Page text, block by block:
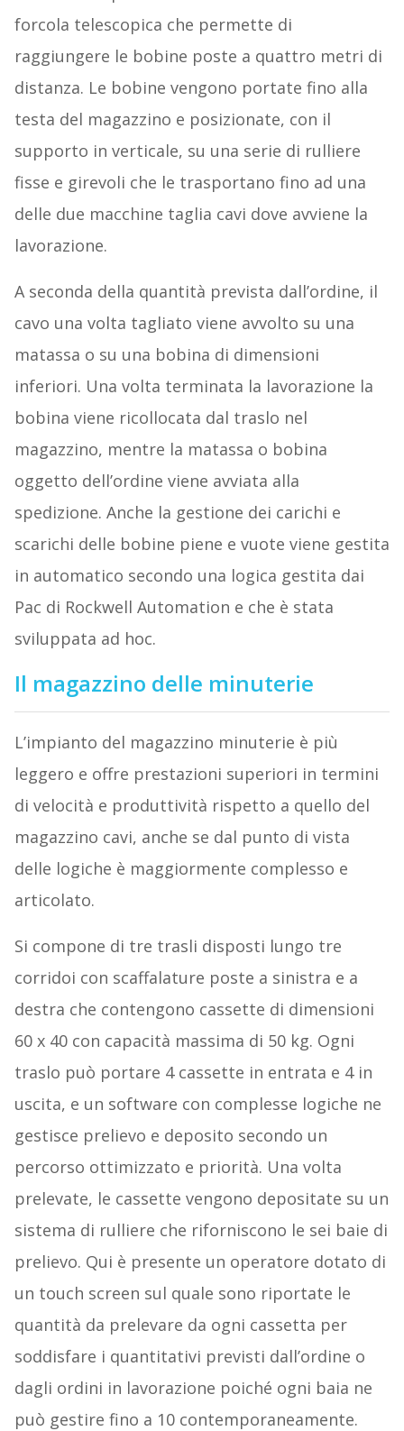
forcola telescopica che permette di
raggiungere le bobine poste a quattro metri di
distanza. Le bobine vengono portate fino alla
testa del magazzino e posizionate, con il
supporto in verticale, su una serie di rulliere
fisse e girevoli che le trasportano fino ad una
delle due macchine taglia cavi dove avviene la
lavorazione.
A seconda della quantità prevista dall’ordine, il
cavo una volta tagliato viene avvolto su una
matassa o su una bobina di dimensioni
inferiori. Una volta terminata la lavorazione la
bobina viene ricollocata dal traslo nel
magazzino, mentre la matassa o bobina
oggetto dell’ordine viene avviata alla
spedizione. Anche la gestione dei carichi e
scarichi delle bobine piene e vuote viene gestita
in automatico secondo una logica gestita dai
Pac di Rockwell Automation e che è stata
sviluppata ad hoc.
Il magazzino delle minuterie
L’impianto del magazzino minuterie è più
leggero e offre prestazioni superiori in termini
di velocità e produttività rispetto a quello del
magazzino cavi, anche se dal punto di vista
delle logiche è maggiormente complesso e
articolato.
Si compone di tre trasli disposti lungo tre
corridoi con scaffalature poste a sinistra e a
destra che contengono cassette di dimensioni
60 x 40 con capacità massima di 50 kg. Ogni
traslo può portare 4 cassette in entrata e 4 in
uscita, e un software con complesse logiche ne
gestisce prelievo e deposito secondo un
percorso ottimizzato e priorità. Una volta
prelevate, le cassette vengono depositate su un
sistema di rulliere che riforniscono le sei baie di
prelievo. Qui è presente un operatore dotato di
un touch screen sul quale sono riportate le
quantità da prelevare da ogni cassetta per
soddisfare i quantitativi previsti dall’ordine o
dagli ordini in lavorazione poiché ogni baia ne
può gestire fino a 10 contemporaneamente.